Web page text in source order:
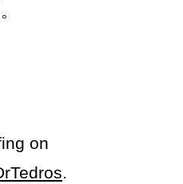
on
.